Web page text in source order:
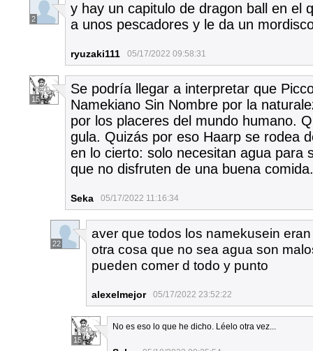
2
y hay un capitulo de dragon ball en el
a unos pescadores y le da un
ryuzaki111 05/17/2022 09:58:31
15
Se podría llegar a interpretar que
Namekiano Sin Nombre por la
por los placeres del mundo humano.
gula. Quizás por eso Haarp se rodea
en lo cierto: solo necesitan agua para
que no disfruten de una buena
Seka 05/17/2022 11:16:34
22
aver que todos los namekusein
otra cosa que no sea agua son
pueden comer d todo y punto
alexelmejor 05/17/2022 23:52:22
15
No es eso lo que he dicho. Léelo otra vez...